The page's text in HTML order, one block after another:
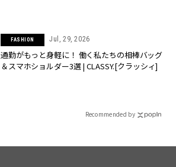
FASHION Jul, 29, 2026
通勤がもっと身軽に！ 働く私たちの相棒バッグ
＆スマホショルダー3選 | CLASSY.[クラッシィ]
Recommended by